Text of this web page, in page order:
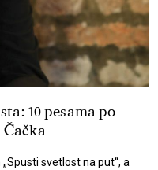
10 pesama po
svetlost na put“, a